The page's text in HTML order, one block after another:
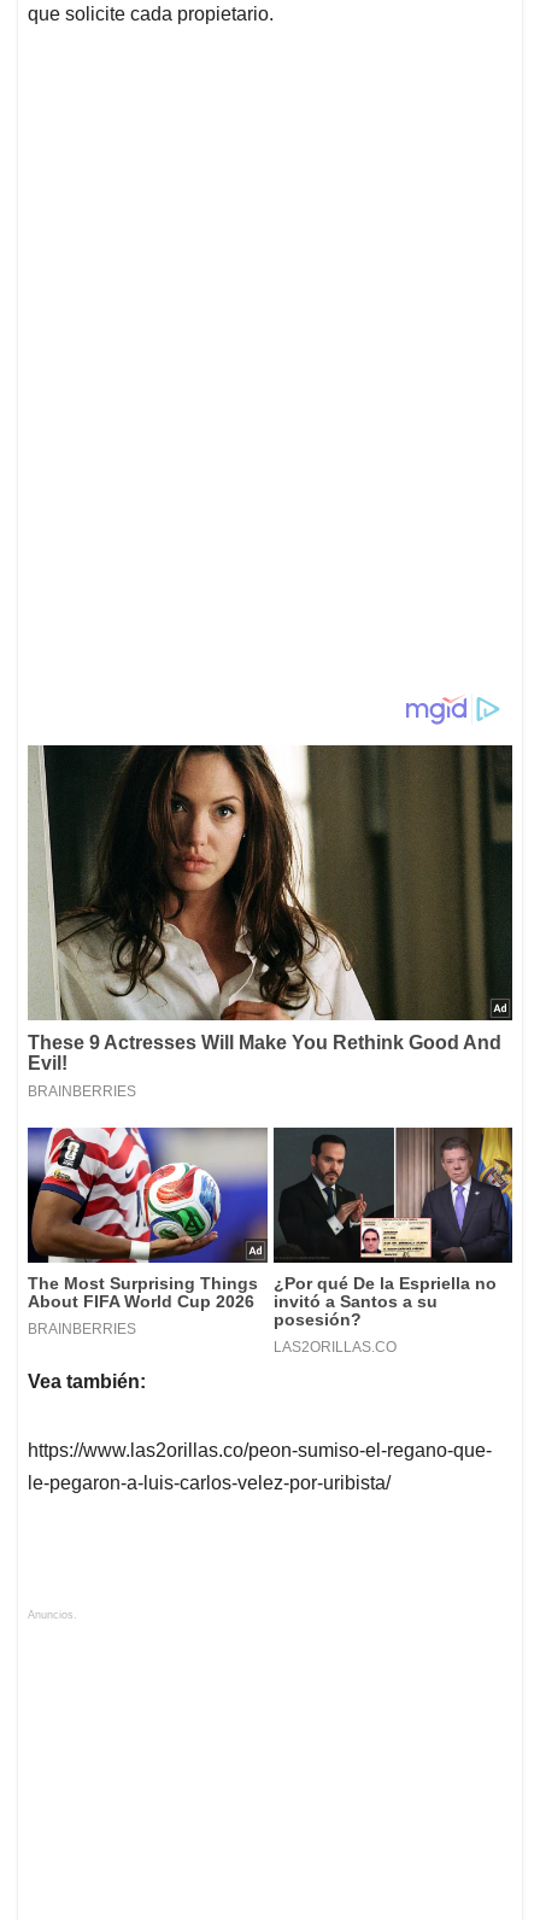
que solicite cada propietario.
Vea también:
https://www.las2orillas.co/peon-sumiso-el-regano-que-
le-pegaron-a-luis-carlos-velez-por-uribista/
Anuncios.